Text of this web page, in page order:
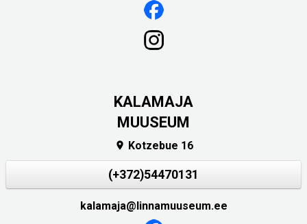
KALAMAJA
MUUSEUM
 Kotzebue 16
(+372)54470131
kalamaja@linnamuuseum.ee